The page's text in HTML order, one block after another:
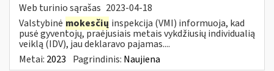
Web turinio sąrašas 2023-04-18
Valstybinė mokesčių inspekcija (VMI) informuoja, kad
pusė gyventojų, praėjusiais metais vykdžiusių individualią
veiklą (IDV), jau deklaravo pajamas....
Metai: 2023 Pagrindinis: Naujiena